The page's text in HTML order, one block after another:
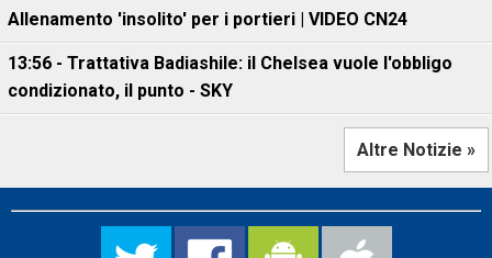
Allenamento 'insolito' per i portieri | VIDEO CN24
13:56 - Trattativa Badiashile: il Chelsea vuole l'obbligo
condizionato, il punto - SKY
Altre Notizie »